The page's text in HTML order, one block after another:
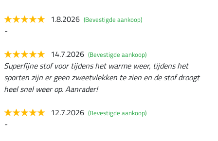
1.8.2026 (Bevestigde aankoop)
-
14.7.2026 (Bevestigde aankoop)
Superfijne stof voor tijdens het warme weer, tijdens het
sporten zijn er geen zweetvlekken te zien en de stof droogt
heel snel weer op. Aanrader!
12.7.2026 (Bevestigde aankoop)
-